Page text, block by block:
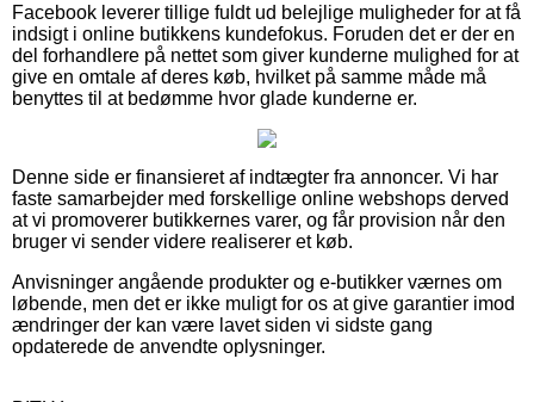
Facebook leverer tillige fuldt ud belejlige muligheder for at få
indsigt i online butikkens kundefokus. Foruden det er der en
del forhandlere på nettet som giver kunderne mulighed for at
give en omtale af deres køb, hvilket på samme måde må
benyttes til at bedømme hvor glade kunderne er.
Denne side er finansieret af indtægter fra annoncer. Vi har
faste samarbejder med forskellige online webshops derved
at vi promoverer butikkernes varer, og får provision når den
bruger vi sender videre realiserer et køb.
Anvisninger angående produkter og e-butikker værnes om
løbende, men det er ikke muligt for os at give garantier imod
ændringer der kan være lavet siden vi sidste gang
opdaterede de anvendte oplysninger.